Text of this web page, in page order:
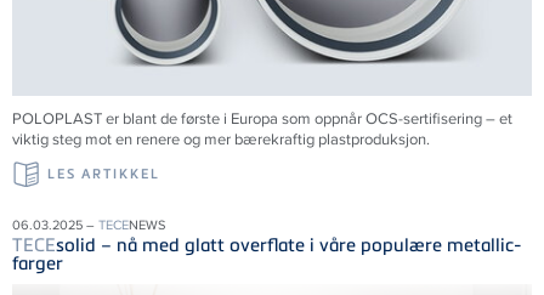
POLOPLAST er blant de første i Europa som oppnår OCS-sertifisering – et
viktig steg mot en renere og mer bærekraftig plastproduksjon.
LES ARTIKKEL
06.03.2025 – TECENEWS
TECEsolid – nå med glatt overflate i våre populære metallic-
farger